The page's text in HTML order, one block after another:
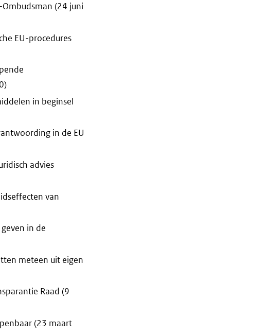
Ombudsman (24 juni
EU-procedures
in beginsel
in de EU
advies
van
in de
meteen uit eigen
Raad (9
(23 maart